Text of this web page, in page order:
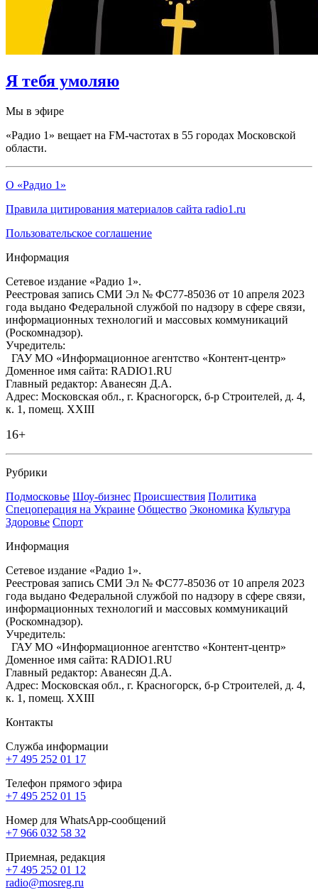
Я тебя умоляю
Мы в эфире
«Радио 1» вещает на FM-частотах в 55 городах Московской
области.
О «Радио 1»
Правила цитирования материалов сайта radio1.ru
Пользовательское соглашение
Информация
Сетевое издание «Радио 1».
Реестровая запись СМИ Эл № ФС77-85036 от 10 апреля 2023
года выдано Федеральной службой по надзору в сфере связи,
информационных технологий и массовых коммуникаций
(Роскомнадзор).
Учредитель:
ГАУ МО «Информационное агентство «Контент-центр»
Доменное имя сайта: RADIO1.RU
Главный редактор: Аванесян Д.А.
Адрес: Московская обл., г. Красногорск, б-р Строителей, д. 4,
к. 1, помещ. XXIII
16+
Рубрики
Подмосковье Шоу-бизнес Происшествия Политика
Спецоперация на Украине Общество Экономика Культура
Здоровье Спорт
Информация
Сетевое издание «Радио 1».
Реестровая запись СМИ Эл № ФС77-85036 от 10 апреля 2023
года выдано Федеральной службой по надзору в сфере связи,
информационных технологий и массовых коммуникаций
(Роскомнадзор).
Учредитель:
ГАУ МО «Информационное агентство «Контент-центр»
Доменное имя сайта: RADIO1.RU
Главный редактор: Аванесян Д.А.
Адрес: Московская обл., г. Красногорск, б-р Строителей, д. 4,
к. 1, помещ. XXIII
Контакты
Служба информации
+7 495 252 01 17
Телефон прямого эфира
+7 495 252 01 15
Номер для WhatsApp-сообщений
+7 966 032 58 32
Приемная, редакция
+7 495 252 01 12
radio@mosreg.ru